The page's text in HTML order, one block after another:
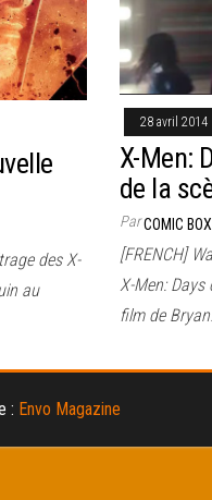
des X-
au
28 avril 2014
X-Men:
de la
ParCOMIC BOX
[FRENCH]
X-Men:
film de
: Envo Magazine